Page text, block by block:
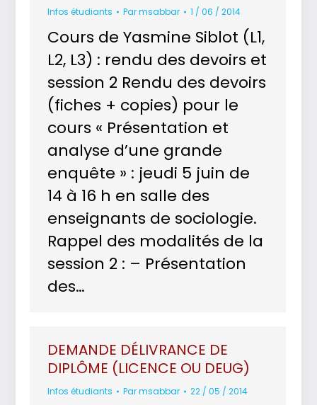
Infos étudiants Parmsabbar 1 / 06 / 2014
Cours de Yasmine Siblot (L1,
L2, L3) : rendu des devoirs et
session 2 Rendu des devoirs
(fiches + copies) pour le
cours « Présentation et
analyse d’une grande
enquête » : jeudi 5 juin de
14 à 16 h en salle des
enseignants de sociologie.
Rappel des modalités de la
session 2 : – Présentation
des…
DEMANDE DÉLIVRANCE DE
DIPLÔME (LICENCE OU DEUG)
Infos étudiants Parmsabbar 22 / 05 / 2014